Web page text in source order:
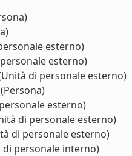
esterno)
esterno)
di personale esterno)
(Persona)
esterno)
di personale esterno)
di personale esterno)
di personale interno)